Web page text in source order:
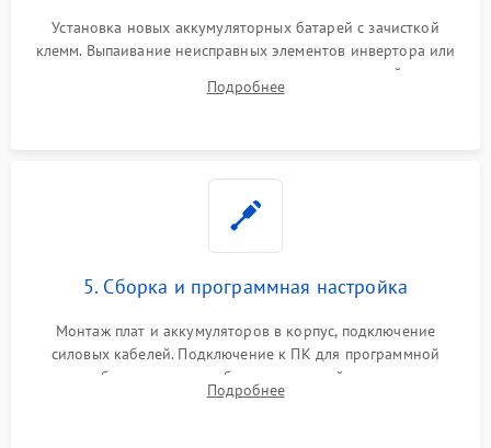
Установка новых аккумуляторных батарей с зачисткой
клемм. Выпаивание неисправных элементов инвертора или
цепи зарядки и монтаж новых радиодеталей.
Восстановление поврежденных токоведущих дорожек и
Подробнее
5. Сборка и программная настройка
Монтаж плат и аккумуляторов в корпус, подключение
силовых кабелей. Подключение к ПК для программной
калибровки констант батареи, настройки порогов
срабатывания AVR и сброса счетчиков старения АКБ.
Подробнее